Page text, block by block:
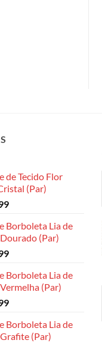
de Tecido Flor
(Par)
Borboleta Lia de
(Par)
Borboleta Lia de
(Par)
Borboleta Lia de
(Par)